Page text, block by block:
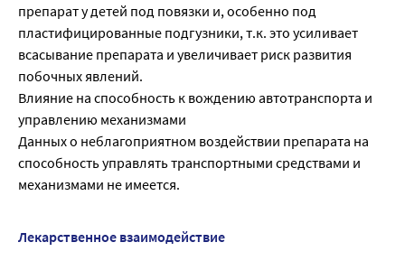
препарат у детей под повязки и, особенно под
пластифицированные подгузники, т.к. это усиливает
всасывание препарата и увеличивает риск развития
побочных явлений.
Влияние на способность к вождению автотранспорта и
управлению механизмами
Данных о неблагоприятном воздействии препарата на
способность управлять транспортными средствами и
механизмами не имеется.
Лекарственное взаимодействие